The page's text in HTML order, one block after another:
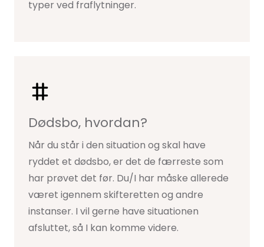
typer ved fraflytninger.
Dødsbo, hvordan?
Når du står i den situation og skal have
ryddet et dødsbo, er det de færreste som
har prøvet det før. Du/I har måske allerede
været igennem skifteretten og andre
instanser. I vil gerne have situationen
afsluttet, så I kan komme videre.